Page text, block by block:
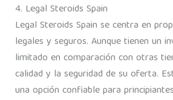
4. Legal Steroids Spain
Legal Steroids Spain se centra en
legales y seguros. Aunque tienen un
limitado en comparación con otras
calidad y la seguridad de su oferta.
una opción confiable para